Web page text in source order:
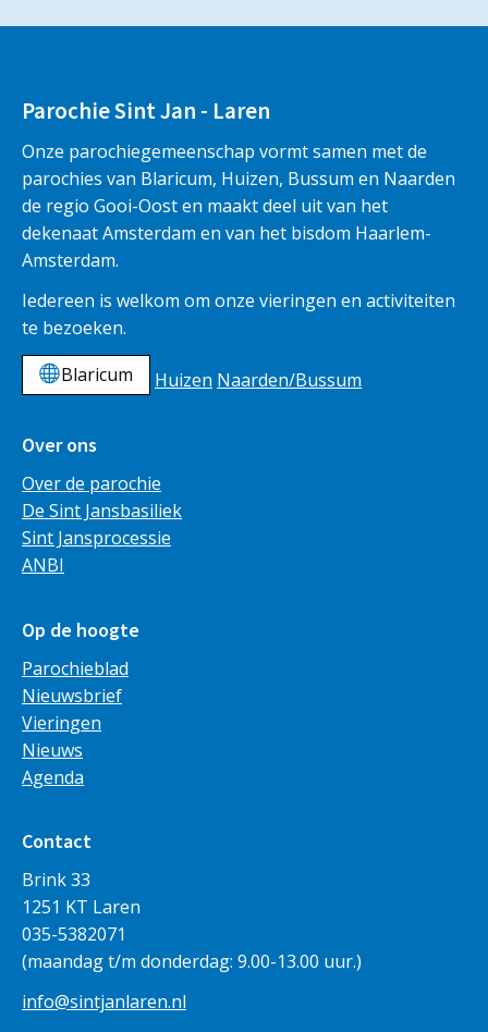
Parochie Sint Jan - Laren
Onze parochiegemeenschap vormt samen met de
parochies van Blaricum, Huizen, Bussum en Naarden
de regio Gooi-Oost en maakt deel uit van het
dekenaat Amsterdam en van het bisdom Haarlem-
Amsterdam.
Iedereen is welkom om onze vieringen en activiteiten
te bezoeken.
Blaricum
Huizen Naarden/Bussum
Over ons
Over de parochie
De Sint Jansbasiliek
Sint Jansprocessie
ANBI
Op de hoogte
Parochieblad
Nieuwsbrief
Vieringen
Nieuws
Agenda
Contact
Brink 33
1251 KT Laren
035-5382071
(maandag t/m donderdag: 9.00-13.00 uur.)
info@sintjanlaren.nl